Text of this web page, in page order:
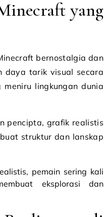
yang
bernostalgia dan
daya tarik visual secara
lingkungan dunia
pencipta, grafik realistis
struktur dan lanskap
pemain sering kali
eksplorasi dan